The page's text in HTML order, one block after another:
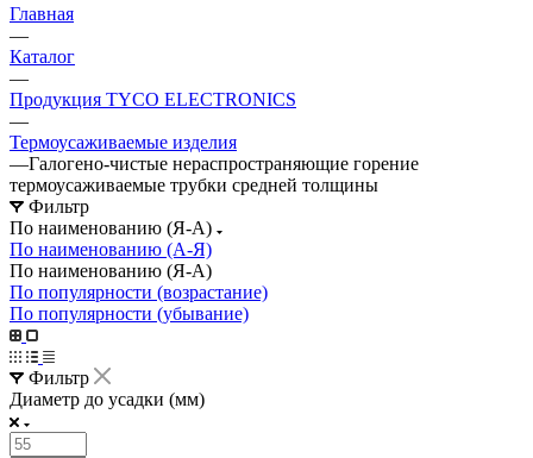
Главная
—
Каталог
—
Продукция TYCO ELECTRONICS
—
Термоусаживаемые изделия
—Галогено-чистые нераспространяющие горение
термоусаживаемые трубки средней толщины
Фильтр
По наименованию (Я-А)
По наименованию (А-Я)
По наименованию (Я-А)
По популярности (возрастание)
По популярности (убывание)
Фильтр
Диаметр до усадки (мм)